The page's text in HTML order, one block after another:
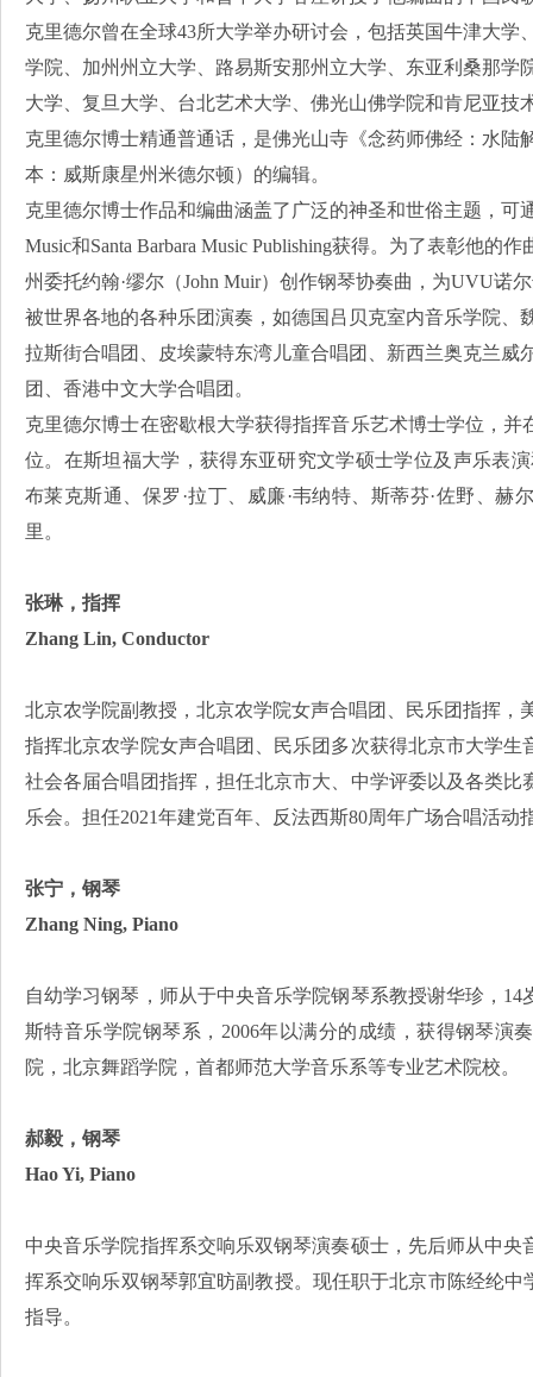
克里德尔曾在全球43所大学举办研讨会，包括英国牛津大
学院、加州州立大学、路易斯安那州立大学、东亚利桑那学
大学、复旦大学、台北艺术大学、佛光山佛学院和肯尼亚技
克里德尔博士精通普通话，是佛光山寺《念药师佛经：水陆
本：威斯康星州米德尔顿）的编辑。
克里德尔博士作品和编曲涵盖了广泛的神圣和世俗主题，可通
Music和Santa Barbara Music Publishing获得。为了表彰他的
州委托约翰·缪尔（John Muir）创作钢琴协奏曲，为UVU诺
被世界各地的各种乐团演奏，如德国吕贝克室内音乐学院、
拉斯街合唱团、皮埃蒙特东湾儿童合唱团、新西兰奥克兰威
团、香港中文大学合唱团。
克里德尔博士在密歇根大学获得指挥音乐艺术博士学位，
位。在斯坦福大学，获得东亚研究文学硕士学位及声乐表
布莱克斯通、保罗·拉丁、威廉·韦纳特、斯蒂芬·佐野、赫
里。
张琳，指挥
Zhang Lin, Conductor
北京农学院副教授，北京农学院女声合唱团、民乐团指挥，
指挥北京农学院女声合唱团、民乐团多次获得北京市大学
社会各届合唱团指挥，担任北京市大、中学评委以及各类
乐会。担任2021年建党百年、反法西斯80周年广场合唱活动
张宁，钢琴
Zhang Ning, Piano
自幼学习钢琴，师从于中央音乐学院钢琴系教授谢华珍，
斯特音乐学院钢琴系，2006年以满分的成绩，获得钢琴演
院，北京舞蹈学院，首都师范大学音乐系等专业艺术院校。
郝毅，钢琴
Hao Yi, Piano
中央音乐学院指挥系交响乐双钢琴演奏硕士，先后师从中
挥系交响乐双钢琴郭宜昉副教授。现任职于北京市陈经纶中
指导。